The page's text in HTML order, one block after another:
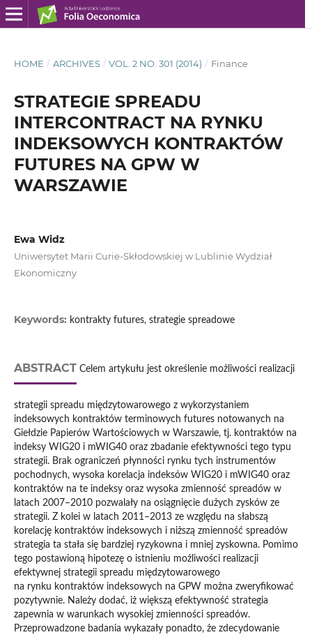
HOME / ARCHIVES / VOL. 2 NO. 301 (2014) / Finance
STRATEGIE SPREADU
INTERCONTRACT NA RYNKU
INDEKSOWYCH KONTRAKTÓW
FUTURES NA GPW W
WARSZAWIE
Ewa Widz
Uniwersytet Marii Curie-Skłodowskiej w Lublinie Wydział
Ekonomiczny
Keywords: kontrakty futures, strategie spreadowe
ABSTRACT Celem artykułu jest określenie możliwości realizacji
strategii spreadu międzytowarowego z wykorzystaniem
indeksowych kontraktów terminowych futures notowanych na
Giełdzie Papierów Wartościowych w Warszawie, tj. kontraktów na
indeksy WIG20 i mWIG40 oraz zbadanie efektywności tego typu
strategii. Brak ograniczeń płynności rynku tych instrumentów
pochodnych, wysoka korelacja indeksów WIG20 i mWIG40 oraz
kontraktów na te indeksy oraz wysoka zmienność spreadów w
latach 2007–2010 pozwalały na osiągnięcie dużych zysków ze
strategii. Z kolei w latach 2011–2013 ze względu na słabszą
korelację kontraktów indeksowych i niższą zmienność spreadów
strategia ta stała się bardziej ryzykowna i mniej zyskowna. Pomimo
tego postawioną hipotezę o istnieniu możliwości realizacji
efektywnej strategii spreadu międzytowarowego
na rynku kontraktów indeksowych na GPW można zweryfikować
pozytywnie. Należy dodać, iż większą efektywność strategia
zapewnia w warunkach wysokiej zmienności spreadów.
Przeprowadzone badania wykazały ponadto, że zdecydowanie